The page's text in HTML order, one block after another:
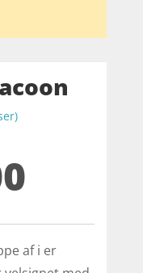
af i er